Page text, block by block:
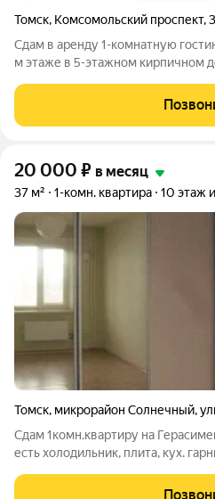
Томск, Комсомольский проспект,
Сдам в аренду 1-комнатную
м этаже в 5-этажном кирпичном
общей площадью 15 м2. Есть
стиральная машина, интернет,
20 000 ₽ в месяц
37 м² 1-комн. квартира 10 этаж
Томск, микрорайон Солнечный,
Сдам 1комн.квартиру на
есть холодильник, плита, кух.